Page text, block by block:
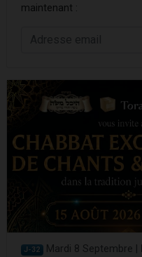
maintenant :
J-32 Mardi 8 Septembre |